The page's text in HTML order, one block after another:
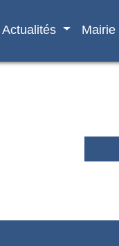
Actualités Mairie